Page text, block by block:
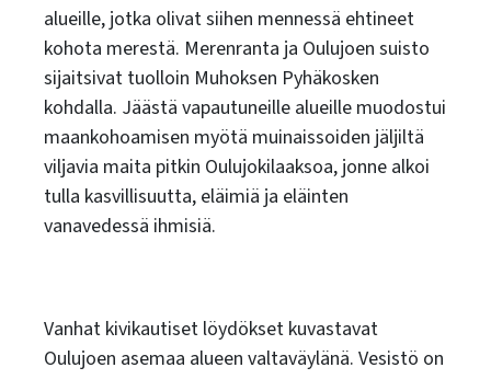
alueille, jotka olivat siihen mennessä ehtineet
kohota merestä. Merenranta ja Oulujoen suisto
sijaitsivat tuolloin Muhoksen Pyhäkosken
kohdalla. Jäästä vapautuneille alueille muodostui
maankohoamisen myötä muinaissoiden jäljiltä
viljavia maita pitkin Oulujokilaaksoa, jonne alkoi
tulla kasvillisuutta, eläimiä ja eläinten
vanavedessä ihmisiä.
Vanhat kivikautiset löydökset kuvastavat
Oulujoen asemaa alueen valtaväylänä. Vesistö on